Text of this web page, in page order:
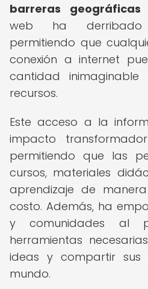
barreras geográficas
web ha derribado
permitiendo que
conexión a internet
cantidad
recursos.
Este acceso a la
impacto
permitiendo que las
cursos, materiales
aprendizaje de
costo. Además, ha
y comunidades al
herramientas
ideas y compartir sus
mundo.